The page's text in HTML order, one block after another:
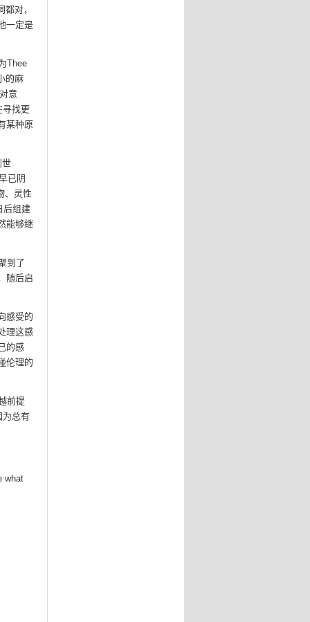
对，
一定是
Thee
的麻
意
寻找更
某种原
世
已阴
、灵性
后组建
能够继
到了
随后启
感受的
理这感
的感
伦理的
前提
为总有
what